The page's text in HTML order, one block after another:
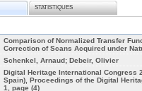
STATISTIQUES
Comparison of Normalized Transfer
Correction of Scans Acquired under
Schenkel, Arnaud; Debeir, Olivier
Digital Heritage International Congress
Spain), Proceedings of the Digital
1, page (4)